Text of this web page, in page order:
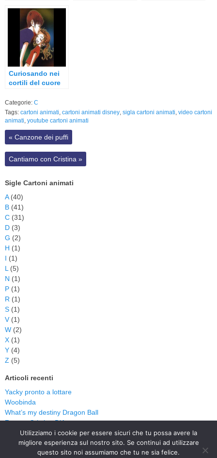
Curiosando nei
cortili del cuore
Categorie: C
Tags: cartoni animati cartoni animati disney sigla cartoni animati video cartoni
animati youtube cartoni animati
« Canzone dei puffi
Cantiamo con Cristina »
Sigle Cartoni animati
A(40)
B (41)
C (31)
D (3)
G (2)
H (1)
I (1)
L (5)
N (1)
P (1)
R (1)
S (1)
V (1)
W (2)
X (1)
Y (4)
Z (5)
Articoli recenti
Yacky pronto a lottare
Woobinda
What’s my destiny Dragon Ball
Zorro – Cristina D’Avena
ZorroUtilizziamo i cookie per essere sicuri che tu possa avere la
migliore esperienza sul nostro sito. Se continui ad utilizzare
questo sito noi assumiamo che tu ne sia felice.